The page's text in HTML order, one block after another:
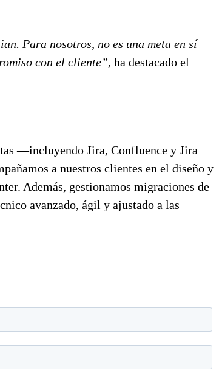
Para nosotros, no es una meta en sí
con el cliente”, ha destacado el
—incluyendo Jira, Confluence y Jira
a nuestros clientes en el diseño y
Además, gestionamos migraciones de
avanzado, ágil y ajustado a las